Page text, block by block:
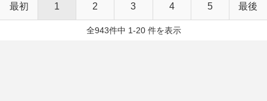
最初 1 2 3 4 5 最後
全943件中 1-20 件を表示